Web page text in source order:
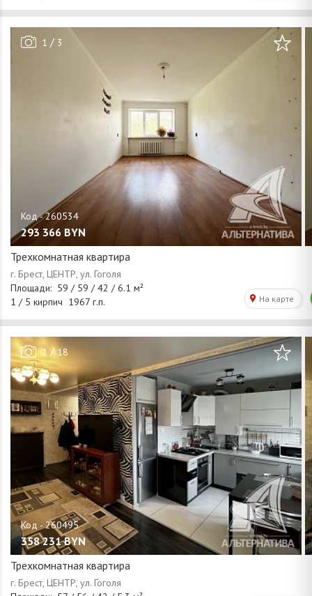
1 / 3
293 366 BYN
Трехкомнатная квартира
1 /18
358 231 BYN
Трехкомнатная квартира